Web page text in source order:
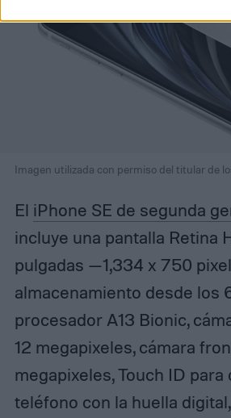
Imagen utilizada con permiso del titular de
El iPhone SE de segunda
incluye una pantalla Retina
pulgadas —1,334 x 750
almacenamiento desde los
procesador A13 Bionic,
12 megapixeles, cámara
megapixeles, Touch ID
teléfono con la huella